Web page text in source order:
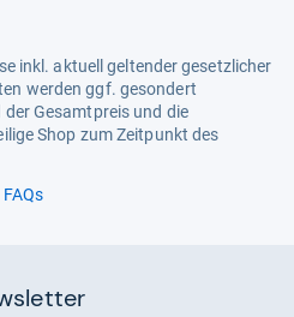
inkl. aktuell geltender gesetzlicher
werden ggf. gesondert
Gesamtpreis und die
Shop zum Zeitpunkt des